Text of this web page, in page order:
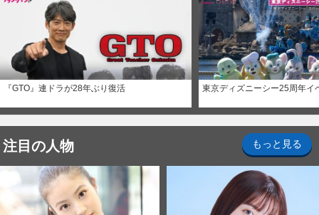
『GTO』連ドラが28年ぶり復活 東京ディズニーシー25周年イ
注目の人物 もっと見る